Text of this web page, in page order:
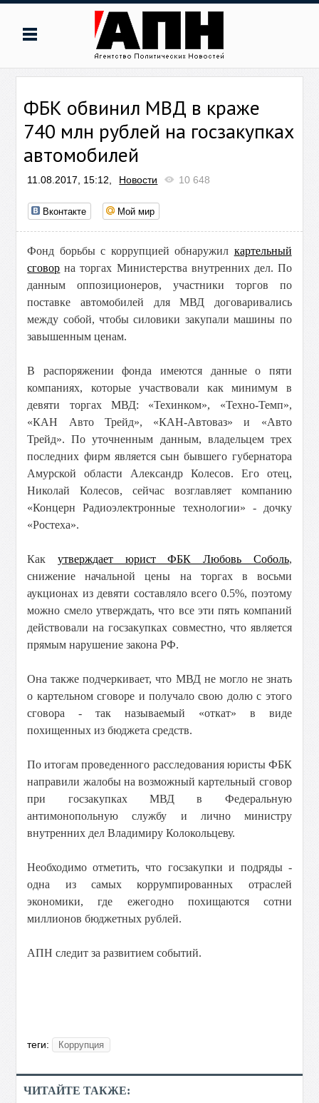
ФБК обвинил МВД в краже
740 млн рублей на госзакупках
автомобилей
11.08.2017, 15:12, Новости 10 648
Вконтакте Мой мир
Фонд борьбы с коррупцией обнаружил картельный
сговор на торгах Министерства внутренних дел. По
данным оппозиционеров, участники торгов по
поставке автомобилей для МВД договаривались
между собой, чтобы силовики закупали машины по
завышенным ценам.
В распоряжении фонда имеются данные о пяти
компаниях, которые участвовали как минимум в
девяти торгах МВД: «Техинком», «Техно-Темп»,
«КАН Авто Трейд», «КАН-Автоваз» и «Авто
Трейд». По уточненным данным, владельцем трех
последних фирм является сын бывшего губернатора
Амурской области Александр Колесов. Его отец,
Николай Колесов, сейчас возглавляет компанию
«Концерн Радиоэлектронные технологии» - дочку
«Ростеха».
Какутверждает юрист ФБК Любовь Соболь,
снижение начальной цены на торгах в восьми
аукционах из девяти составляло всего 0.5%, поэтому
можно смело утверждать, что все эти пять компаний
действовали на госзакупках совместно, что является
прямым нарушение закона РФ.
Она также подчеркивает, что МВД не могло не знать
о картельном сговоре и получало свою долю с этого
сговора - так называемый «откат» в виде
похищенных из бюджета средств.
По итогам проведенного расследования юристы ФБК
направили жалобы на возможный картельный сговор
при госзакупках МВД в Федеральную
антимонопольную службу и лично министру
внутренних дел Владимиру Колокольцеву.
Необходимо отметить, что госзакупки и подряды -
одна из самых коррумпированных отраслей
экономики, где ежегодно похищаются сотни
миллионов бюджетных рублей.
АПН следит за развитием событий.
теги: Коррупция
ЧИТАЙТЕ ТАКЖЕ: